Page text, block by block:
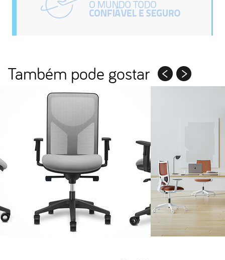
Também pode gostar